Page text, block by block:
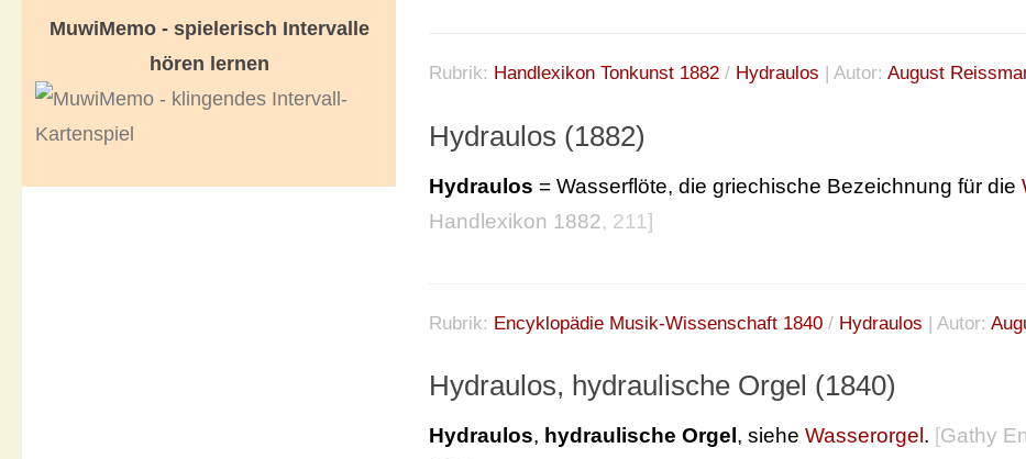
Rubrik: Handlexikon Tonkunst 1882 / Hydraulos | Autor: August
Hydraulos (1882)
Hydraulos = Wasserflöte, die griechische Bezeichnung für die
Handlexikon 1882, 211]
Rubrik: Encyklopädie Musik-Wissenschaft 1840 / Hydraulos | Autor:
Hydraulos, hydraulische Orgel (1840)
Hydraulos, hydraulische Orgel , siehe Wasserorgel . [Gathy
MuwiMemo - spielerisch Intervalle
hören lernen